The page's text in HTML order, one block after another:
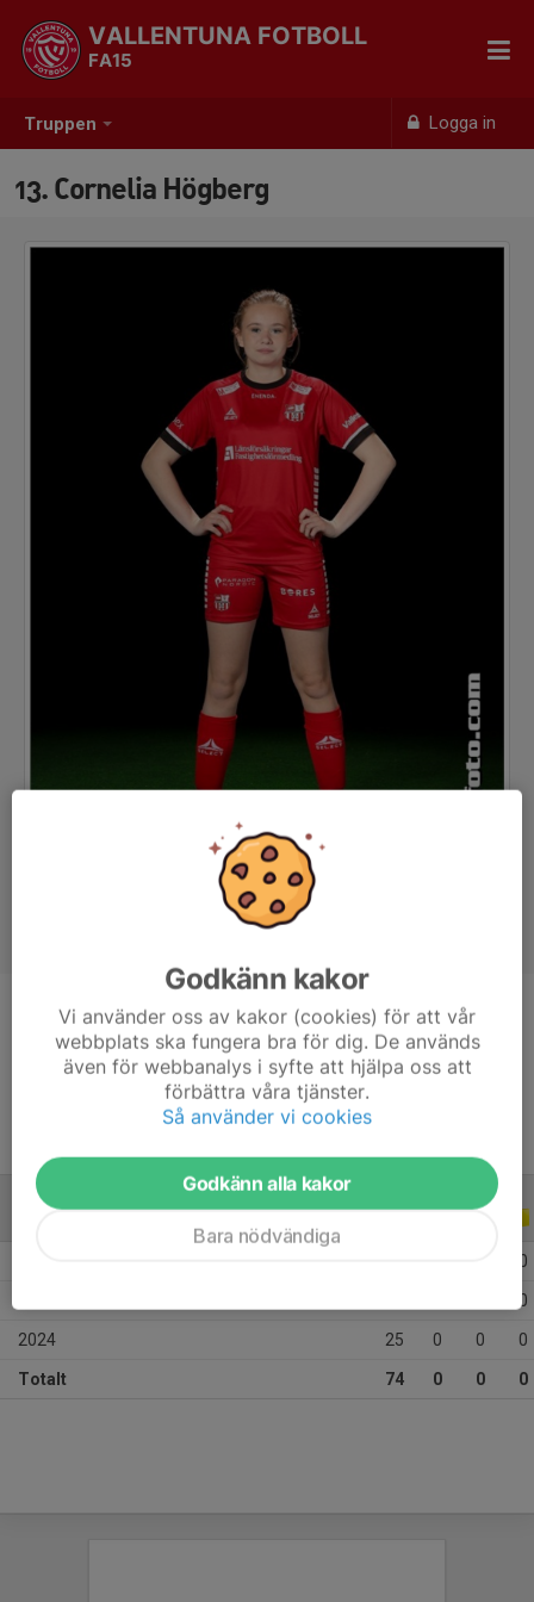
Truppen Logga in
VALLENTUNA FOTBOLL
FA15
13. Cornelia Högberg
Position
-
15 år
0
0
2024 25 0 0 0
Totalt 74 0 0 0
Godkänn kakor
Vi använder oss av kakor (cookies) för att vår
webbplats ska fungera bra för dig. De används
även för webbanalys i syfte att hjälpa oss att
förbättra våra tjänster.
Så använder vi cookies
Godkänn alla kakor
Bara nödvändiga